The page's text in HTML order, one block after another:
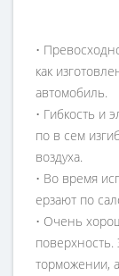
•
как
автомобиль.
• Гибкость и
по в сем
воздуха.
• Во время
ерзают по
• Очень
торможении,